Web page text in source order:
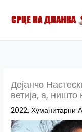
Дејанчо
ветија, а, ништо
2022,Хуманитарни